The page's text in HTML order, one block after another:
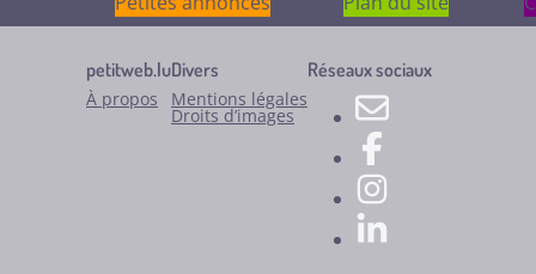
petitweb.lu
À propos
Divers
Mentions légales
Droits d’images
Réseaux sociaux